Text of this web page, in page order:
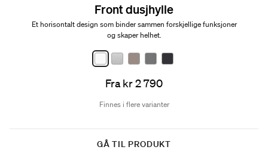
Front dusjhylle
Et horisontalt design som binder sammen forskjellige funksjoner
og skaper helhet.
Fra kr 2 790
Finnes i flere varianter
GÅ TIL PRODUKT